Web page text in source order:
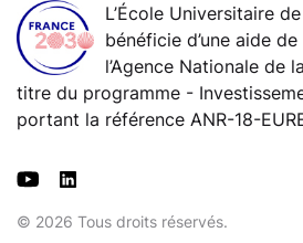
L’École Universitaire
bénéficie d’une aide
l’Agence Nationale de
titre du programme -
portant la référence ANR-18-
© 2026 Tous droits réservés.